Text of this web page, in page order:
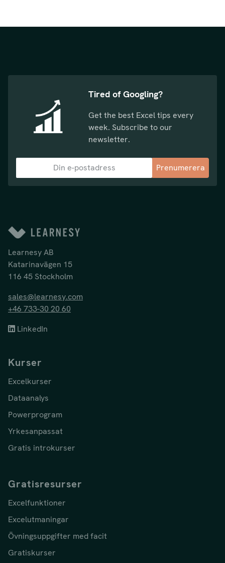
Tired of Googling?
Get the best Excel tips every
week. Subscribe to our
newsletter.
Prenumerera
Learnesy AB
Katarinavägen 15
116 45 Stockholm
sales@learnesy.com
+46 733-30 20 60
LinkedIn
Kurser
Excelkurser
Dataanalys
Powerprogram
Yrkesanpassat
Gratis introkurser
Gratisresurser
Excelfunktioner
Excelutmaningar
Övningsuppgifter med facit
Gratiskurser